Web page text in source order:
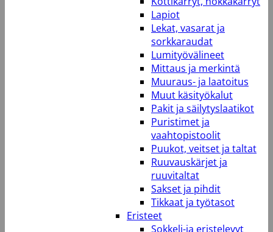
Lapiot
Lekat, vasarat ja
sorkkaraudat
Lumityövälineet
Mittaus ja merkintä
Muuraus- ja laatoitus
Muut käsityökalut
Pakit ja säilytyslaatikot
Puristimet ja
vaahtopistoolit
Puukot, veitset ja taltat
Ruuvauskärjet ja
ruuvitaltat
Sakset ja pihdit
Tikkaat ja työtasot
Eristeet
Sokkeli-ja eristelevyt